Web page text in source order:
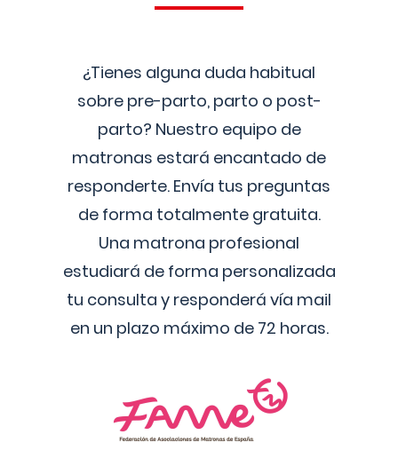
¿Tienes alguna duda habitual
sobre pre-parto, parto o post-
parto? Nuestro equipo de
matronas estará encantado de
responderte. Envía tus preguntas
de forma totalmente gratuita.
Una matrona profesional
estudiará de forma personalizada
tu consulta y responderá vía mail
en un plazo máximo de 72 horas.